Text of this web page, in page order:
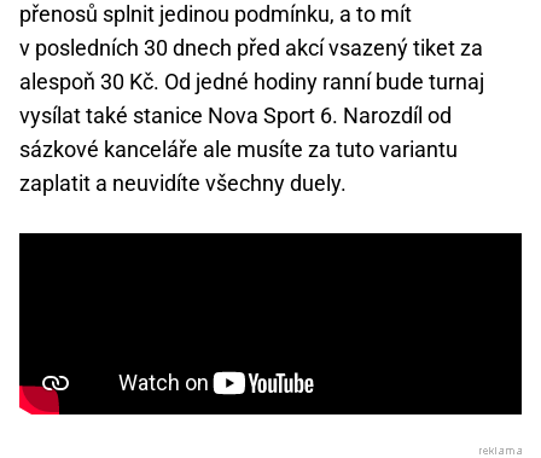
přenosů splnit jedinou podmínku, a to mít
v posledních 30 dnech před akcí vsazený tiket za
alespoň 30 Kč. Od jedné hodiny ranní bude turnaj
vysílat také stanice Nova Sport 6. Narozdíl od
sázkové kanceláře ale musíte za tuto variantu
zaplatit a neuvidíte všechny duely.